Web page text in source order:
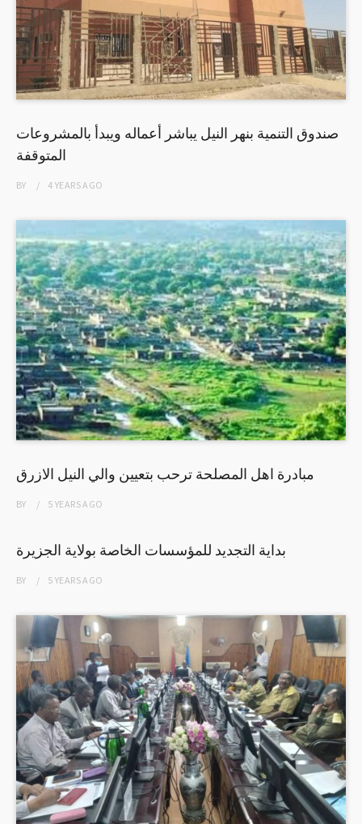
صندوق التنمية بنهر النيل يباشر أعماله ويبدأ بالمشروعات
المتوقفة
BY 4 YEARSAGO
مبادرة اهل المصلحة ترحب بتعيين والي النيل الازرق
BY 5 YEARSAGO
بداية التجديد للمؤسسات الخاصة بولاية الجزيرة
BY 5 YEARSAGO